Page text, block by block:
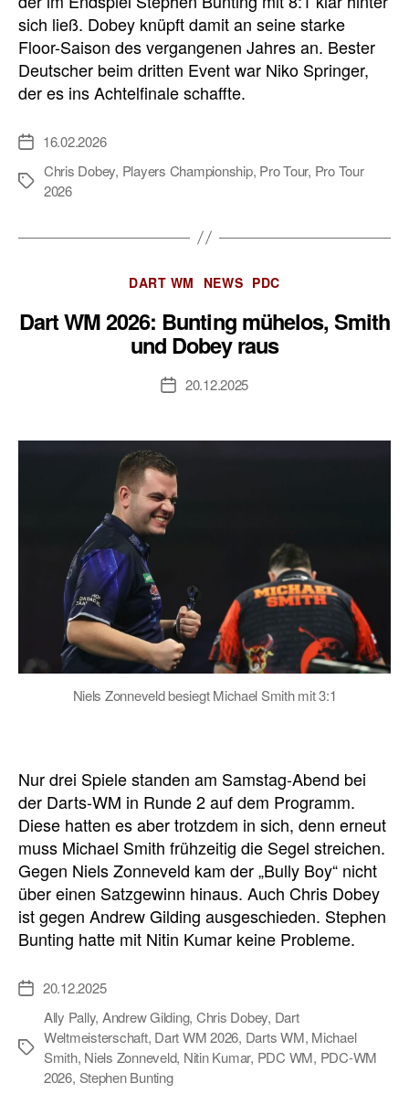
sich ließ. Dobey knüpft damit an seine starke
Floor-Saison des vergangenen Jahres an. Bester
Deutscher beim dritten Event war Niko Springer,
der es ins Achtelfinale schaffte.
Veröffentlichungsdatum
16.02.2026
Schlagwörter
Chris Dobey, Players Championship, Pro Tour, Pro Tour
2026
Kategorien
DART WM NEWS PDC
Dart WM 2026: Bunting mühelos, Smith
und Dobey raus
Veröffentlichungsdatum
20.12.2025
Niels Zonneveld besiegt Michael Smith mit 3:1
Nur drei Spiele standen am Samstag-Abend bei
der Darts-WM in Runde 2 auf dem Programm.
Diese hatten es aber trotzdem in sich, denn erneut
muss Michael Smith frühzeitig die Segel streichen.
Gegen Niels Zonneveld kam der „Bully Boy“ nicht
über einen Satzgewinn hinaus. Auch Chris Dobey
ist gegen Andrew Gilding ausgeschieden. Stephen
Bunting hatte mit Nitin Kumar keine Probleme.
Veröffentlichungsdatum
20.12.2025
Schlagwörter
Ally Pally, Andrew Gilding, Chris Dobey, Dart
Weltmeisterschaft, Dart WM 2026, Darts WM, Michael
Smith, Niels Zonneveld, Nitin Kumar, PDC WM, PDC-WM
2026, Stephen Bunting